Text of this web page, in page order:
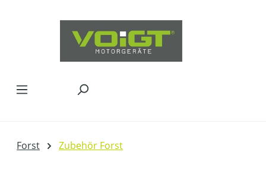
Forst Zubehör Forst